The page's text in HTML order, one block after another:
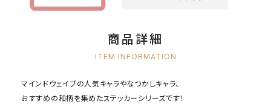
商品詳細
ITEM INFORMATION
マインドウェイブの人気キャラやなつかしキャラ、
おすすめの和柄を集めたステッカーシリーズです！